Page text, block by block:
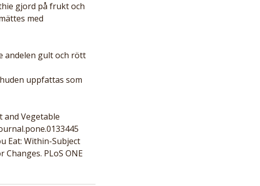
gjord på frukt och
med
andelen gult och rött
uppfattas som
and Vegetable
Eat: Within-Subject
PLoS ONE